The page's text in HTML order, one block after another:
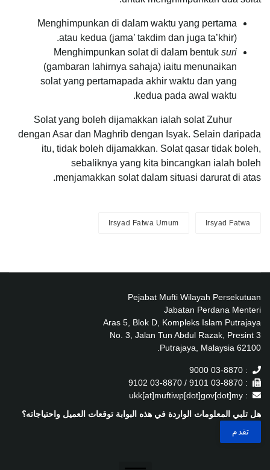
Menghimpunkan di dalam waktu yang pertama
atau kedua (jama’ takdim dan juga ta’khir).
Menghimpunkan solat di dalam bentuk suri
(gambaran lahirnya sahaja) iaitu menunaikan
solat yang pertamapada akhir waktu dan yang
kedua pada awal waktu.
Solat yang boleh dijamakkan ialah solat Zuhur
dengan Asar dan Maghrib dengan Isyak. Selain daripada
itu, tidak boleh dijamakkan. Solat qasar tidak boleh,
sebaliknya yang kita bincangkan ialah boleh
menjamakkan solat dalam situasi darurat di atas.
Irsyad Fatwa
Irsyad Fatwa Umum
Pejabat Mufti Wilayah Persekutuan
Jabatan Perdana Menteri
Aras 5, Blok D, Kompleks Islam Putrajaya
No. 3, Jalan Tun Abdul Razak, Presint 3
62100 Putrajaya, Malaysia.
: 03-8870 9000
: 03-8870 9101 / 03-8870 9102
: ukk[at]muftiwp[dot]gov[dot]my
هل تلبي المعلومات الواردة في هذه البوابة توقعات العميل واحتياجاته؟